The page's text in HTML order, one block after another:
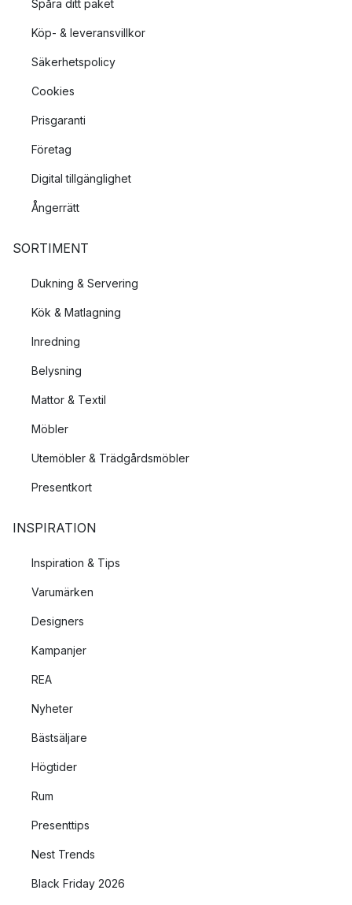
Spåra ditt paket
Köp- & leveransvillkor
Säkerhetspolicy
Cookies
Prisgaranti
Företag
Digital tillgänglighet
Ångerrätt
SORTIMENT
Dukning & Servering
Kök & Matlagning
Inredning
Belysning
Mattor & Textil
Möbler
Utemöbler & Trädgårdsmöbler
Presentkort
INSPIRATION
Inspiration & Tips
Varumärken
Designers
Kampanjer
REA
Nyheter
Bästsäljare
Högtider
Rum
Presenttips
Nest Trends
Black Friday 2026